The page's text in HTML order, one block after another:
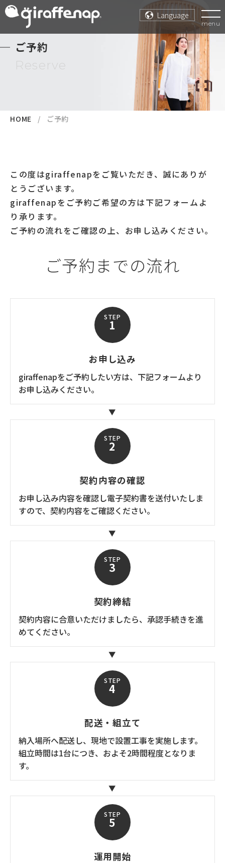
Language
menu
ご予約
Reserve
HOME ご予約
この度はgiraffenapをご覧いただき、誠にありが
とうございます。
giraffenapをご予約ご希望の方は下記フォームよ
り承ります。
ご予約の流れをご確認の上、お申し込みください。
ご予約までの流れ
STEP
1
お申し込み
giraffenapをご予約したい方は、下記フォームより
お申し込みください。
STEP
2
契約内容の確認
お申し込み内容を確認し電子契約書を送付いたしま
すので、契約内容をご確認ください。
STEP
3
契約締結
契約内容に合意いただけましたら、承認手続きを進
めてください。
STEP
4
配送・組立て
納入場所へ配送し、現地で設置工事を実施します。
組立時間は1台につき、およそ2時間程度となりま
す。
STEP
5
運用開始